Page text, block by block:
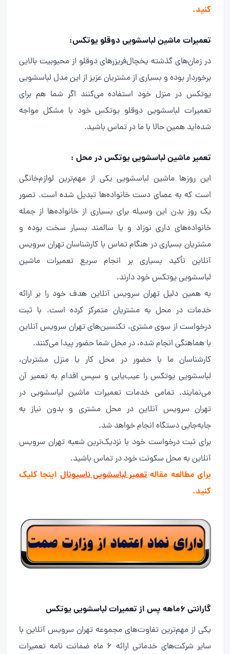
کنید.
تعمیرات ماشین لباسشویی دوقلو یوتکس:
در زمان‌های گذشته یخچال‌فریزرهای دوقلو از محبوبیت بالایی
برخوردار بوده و بسیاری از مشتریان عزیز از این مدل لباسشویی
یوتکس در منزل خود استفاده می‌کنند اگر شما هم برای
تعمیرات لباسشویی دوقلو یوتکس خود با مشکل مواجه
شده‌اید همین حالا با ما در تماس باشید.
تعمیر ماشین لباسشویی یوتکس در محل :
این روزها ماشین لباسشویی یکی از مهم‌ترین لوازم‌خانگی
است که به عصای دست خانواده‌ها تبدیل شده است. تصور
یک روز بدن این وسیله برای بسیاری از خانواده‌ها از جمله
خانواده‌های داری نوزاد و یا سالمند بسیار سخت بوده و
مشتریان بسیاری در هنگام تماس با کارشناسان تهران سرویس
آنلاین تأکید بسیاری بر انجام سریع تعمیرات ماشین
لباسشویی یوتکس خود دارند.
به همین دلیل تهران سرویس آنلاین هدف خود را بر ارائه
خدمات در محل به مشتریان متمرکز کرده است. با ثبت
درخواست از سوی مشتری، تکنسین‌های تهران سرویس آنلاین
با هماهنگی انجام شده، در محل شما حضور پیدا می‌کنند.
کارشناسان ما با حضور در محل کار یا منزل مشتریان،
لباسشویی یوتکس را عیب‌یابی و سپس اقدام به تعمیر آن
می‌نمایند. تمامی خدمات تعمیرات ماشین لباسشویی در
تهران سرویس آنلاین در محل مشتری و بدون نیاز به
جابه‌جایی دستگاه انجام خواهد شد.
برای ثبت درخواست خود با نزدیک‌ترین شعبه تهران سرویس
آنلاین به محل سکونت خود در تماس باشید.
برای مطالعه مقالهتعمیر لباسشویی ناسیونال اینجا کلیک
کنید.
گارانتی ۶ماهه پس از تعمیرات لباسشویی یوتکس
یکی از مهم‌ترین تفاوت‌های مجموعه تهران سرویس آنلاین با
سایر شرکت‌های خدماتی ارائه ۶ ماه ضمانت نامه تعمیرات